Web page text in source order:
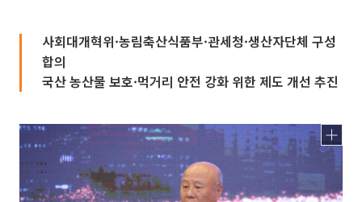
사회대개혁위·농림축산식품부·관세청·생산자단체 구성
합의
국산 농산물 보호·먹거리 안전 강화 위한 제도 개선 추진